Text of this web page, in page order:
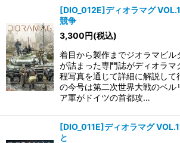
[DIO_012E]ディオラマグ
競争
3,300円(税込)
着目から製作までジオラマビル
が詰まった専門誌がディオラマ
程写真を通じて詳細に解説して
の今号は第二次世界大戦のベル
ア軍がドイツの首都攻…
[DIO_011E]ディオラマグ
と